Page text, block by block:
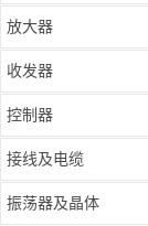
放大器
收发器
控制器
接线及电缆
振荡器及晶体